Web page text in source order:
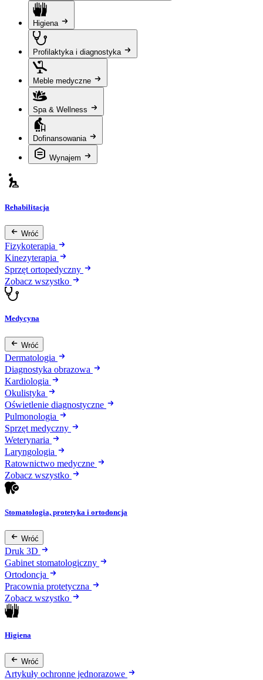
Higiena
Profilaktyka i diagnostyka
Meble medyczne
Spa & Wellness
Dofinansowania
Wynajem
Rehabilitacja
Wróć
Fizykoterapia
Kinezyterapia
Sprzęt ortopedyczny
Zobacz wszystko
Medycyna
Wróć
Dermatologia
Diagnostyka obrazowa
Kardiologia
Okulistyka
Oświetlenie diagnostyczne
Pulmonologia
Sprzęt medyczny
Weterynaria
Laryngologia
Ratownictwo medyczne
Zobacz wszystko
Stomatologia, protetyka i ortodoncja
Wróć
Druk 3D
Gabinet stomatologiczny
Ortodoncja
Pracownia protetyczna
Zobacz wszystko
Higiena
Wróć
Artykuły ochronne jednorazowe